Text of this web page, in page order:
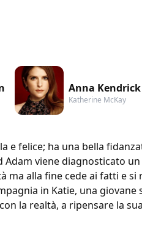
Anna Kendrick
Katherine McKay
felice; ha una bella
viene diagnosticato
ma alla fine cede ai fatti e
in Katie, una giovane
la realtà, a ripensare la